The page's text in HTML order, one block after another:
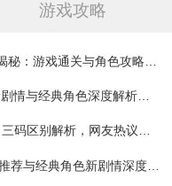
家期待每一次新的探
游戏攻略
真三国无双3秘籍-真三国无双3秘技揭秘：游戏通关与角色攻略全解析
飞快影视APP最新版安装指南：全新剧情与经典角色深度解析，带你体验极致观影快感
欧美无人区尺码对比：一码、二码、三码区别解析，网友热议：选择更精准，购物无忧！